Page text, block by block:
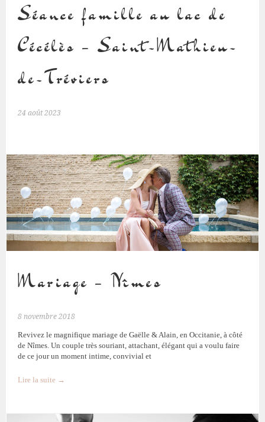
Séance famille au lac de
Cécélès – Saint-Mathieu-
de-Tréviers
24 août 2023
Mariage – Nîmes
8 novembre 2018
Revivez le magnifique mariage de Gaëlle & Alain, en Occitanie, à côté
de Nîmes. Un couple très souriant, attachant, élégant qui a voulu faire
de ce jour un moment intime, convivial et
Lire la suite →